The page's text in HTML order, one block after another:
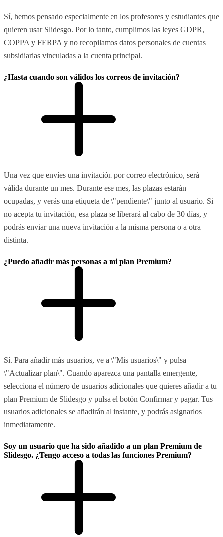
Sí, hemos pensado especialmente en los profesores y estudiantes que
quieren usar Slidesgo. Por lo tanto, cumplimos las leyes GDPR,
COPPA y FERPA y no recopilamos datos personales de cuentas
subsidiarias vinculadas a la cuenta principal.
¿Hasta cuando son válidos los correos de invitación?
Una vez que envíes una invitación por correo electrónico, será
válida durante un mes. Durante ese mes, las plazas estarán
ocupadas, y verás una etiqueta de \"pendiente\" junto al usuario. Si
no acepta tu invitación, esa plaza se liberará al cabo de 30 días, y
podrás enviar una nueva invitación a la misma persona o a otra
distinta.
¿Puedo añadir más personas a mi plan Premium?
Sí. Para añadir más usuarios, ve a \"Mis usuarios\" y pulsa
\"Actualizar plan\". Cuando aparezca una pantalla emergente,
selecciona el número de usuarios adicionales que quieres añadir a tu
plan Premium de Slidesgo y pulsa el botón Confirmar y pagar. Tus
usuarios adicionales se añadirán al instante, y podrás asignarlos
inmediatamente.
Soy un usuario que ha sido añadido a un plan Premium de
Slidesgo. ¿Tengo acceso a todas las funciones Premium?